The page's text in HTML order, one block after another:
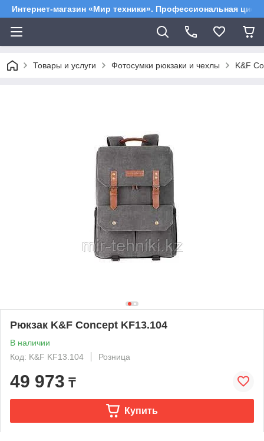
Интернет-магазин «Мир техники». Профессиональная
Товары и услуги Фотосумки рюкзаки и чехлы K&F
Рюкзак K&F Concept KF13.104
В наличии
Код: K&F KF13.104
Розница
49 973 ₸
Купить